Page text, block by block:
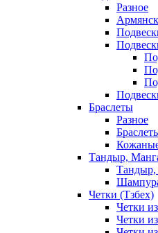
Разное
Браслеты
Разное
Тандыр,
Тандыр,
Четки (Тзбех)
Четки
Четки